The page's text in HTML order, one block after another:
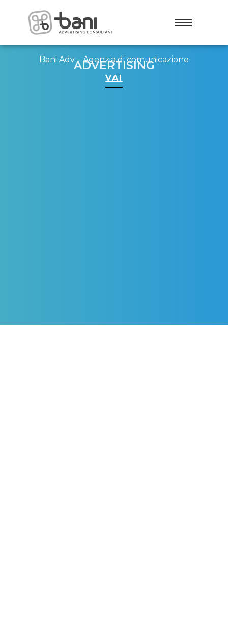
Bani Adv – Agenzia di comunicazione
ADVERTISING
VAI